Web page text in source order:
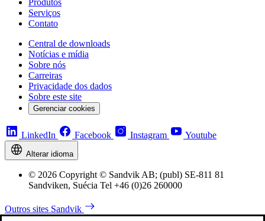
Produtos
Serviços
Contato
Central de downloads
Notícias e mídia
Sobre nós
Carreiras
Privacidade dos dados
Sobre este site
Gerenciar cookies
LinkedIn Facebook Instagram Youtube
Alterar idioma
© 2026 Copyright © Sandvik AB; (publ) SE-811 81
Sandviken, Suécia Tel +46 (0)26 260000
Outros sites Sandvik